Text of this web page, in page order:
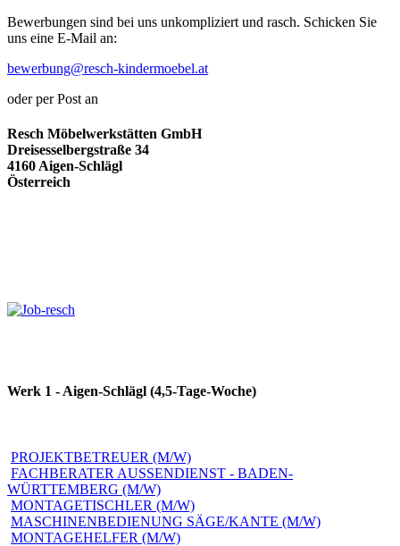
Bewerbungen sind bei uns unkompliziert und rasch. Schicken Sie
uns eine E-Mail an:
bewerbung@resch-kindermoebel.at
oder per Post an
Resch Möbelwerkstätten GmbH
Dreisesselbergstraße 34
4160 Aigen-Schlägl
Österreich
Werk 1 - Aigen-Schlägl (4,5-Tage-Woche)
PROJEKTBETREUER (M/W)
FACHBERATER AUSSENDIENST - BADEN-
WÜRTTEMBERG (M/W)
MONTAGE­TISCHLER (M/W)
MASCHINENBEDIENUNG SÄGE/KANTE (M/W)
MONTAGEHELFER (M/W)